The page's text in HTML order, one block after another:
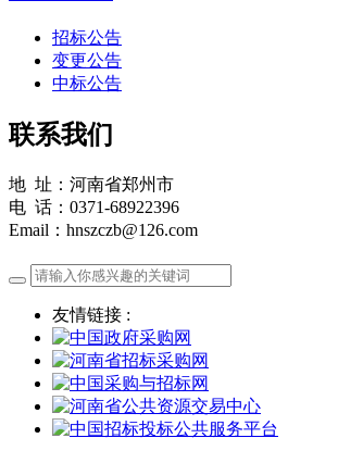
招标公告
变更公告
中标公告
联系我们
地 址：河南省郑州市
电 话：0371-68922396
Email：hnszczb@126.com
友情链接 :